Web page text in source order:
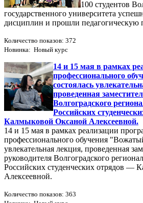
100 студентов
государственного университета
дисциплин и прошли педагогическую
Количество показов: 372
Новинка: Новый курс
14 и 15 мая в рамках
профессионального
состоялась
проведенная
Волгоградского
Российских
Калмыковой Оксаной Алексеевной.
14 и 15 мая в рамках реализации
профессионального обучения
увлекательная лекция, проведенная
руководителя Волгоградского
Российских студенческих отрядов —
Алексеевной.
Количество показов: 363